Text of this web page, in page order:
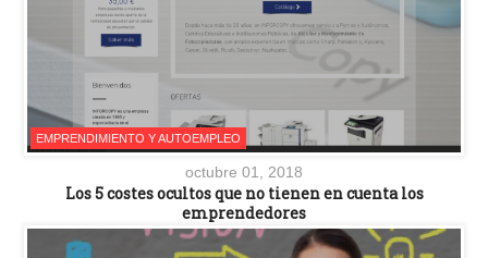
EMPRENDIMIENTO Y AUTOEMPLEO
octubre 01, 2018
Los 5 costes ocultos que no tienen en cuenta los
emprendedores